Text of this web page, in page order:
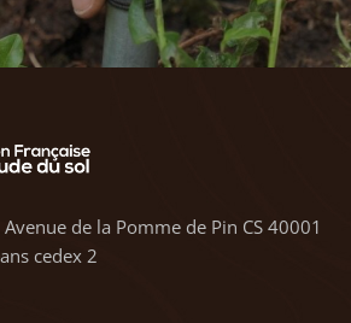
de la Pomme de Pin CS 40001
cedex 2